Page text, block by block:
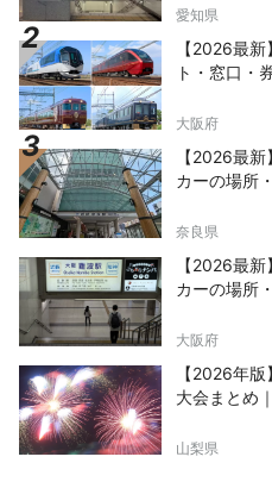
愛知県
【2026最
ト・窓口・
大阪府
【2026最
カーの場所
奈良県
【2026最
カーの場所
大阪府
【2026年
大会まとめ
山梨県